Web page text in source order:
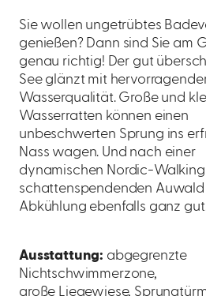
Sie wollen ungetrübtes
genießen? Dann sind Sie am
genau richtig! Der gut
See glänzt mit
Wasserqualität. Große und
Wasserratten können einen
unbeschwerten Sprung ins
Nass wagen. Und nach einer
dynamischen Nordic-
schattenspendenden
Abkühlung ebenfalls ganz
Ausstattung: abgegrenzte
Nichtschwimmerzone,
große Liegewiese,